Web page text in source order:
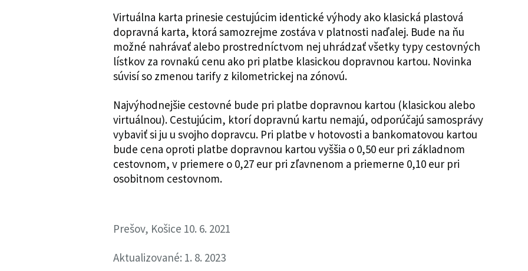
Virtuálna karta prinesie cestujúcim identické výhody ako klasická plastová
dopravná karta, ktorá samozrejme zostáva v platnosti naďalej. Bude na ňu
možné nahrávať alebo prostredníctvom nej uhrádzať všetky typy cestovných
lístkov za rovnakú cenu ako pri platbe klasickou dopravnou kartou. Novinka
súvisí so zmenou tarify z kilometrickej na zónovú.
Najvýhodnejšie cestovné bude pri platbe dopravnou kartou (klasickou alebo
virtuálnou). Cestujúcim, ktorí dopravnú kartu nemajú, odporúčajú samosprávy
vybaviť si ju u svojho dopravcu. Pri platbe v hotovosti a bankomatovou kartou
bude cena oproti platbe dopravnou kartou vyššia o 0,50 eur pri základnom
cestovnom, v priemere o 0,27 eur pri zľavnenom a priemerne 0,10 eur pri
osobitnom cestovnom.
Prešov, Košice 10. 6. 2021
Aktualizované: 1. 8. 2023